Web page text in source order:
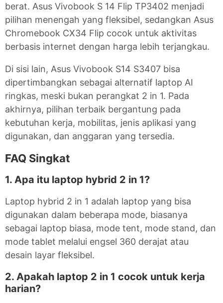
berat. Asus Vivobook S 14 Flip TP3402 menjadi
pilihan menengah yang fleksibel, sedangkan Asus
Chromebook CX34 Flip cocok untuk aktivitas
berbasis internet dengan harga lebih terjangkau.
Di sisi lain, Asus Vivobook S14 S3407 bisa
dipertimbangkan sebagai alternatif laptop AI
ringkas, meski bukan perangkat 2 in 1. Pada
akhirnya, pilihan terbaik bergantung pada
kebutuhan kerja, mobilitas, jenis aplikasi yang
digunakan, dan anggaran yang tersedia.
FAQ Singkat
1. Apa itu laptop hybrid 2 in 1?
Laptop hybrid 2 in 1 adalah laptop yang bisa
digunakan dalam beberapa mode, biasanya
sebagai laptop biasa, mode tent, mode stand, dan
mode tablet melalui engsel 360 derajat atau
desain layar fleksibel.
2. Apakah laptop 2 in 1 cocok untuk kerja
harian?